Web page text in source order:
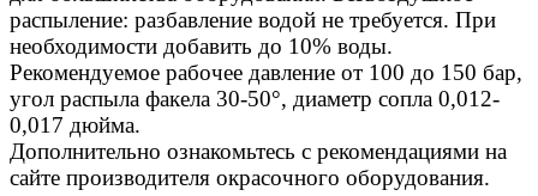
распыление: разбавление водой не требуется. При
необходимости добавить до 10% воды.
Рекомендуемое рабочее давление от 100 до 150 бар,
угол распыла факела 30-50°, диаметр сопла 0,012-
0,017 дюйма.
Дополнительно ознакомьтесь с рекомендациями на
сайте производителя окрасочного оборудования.